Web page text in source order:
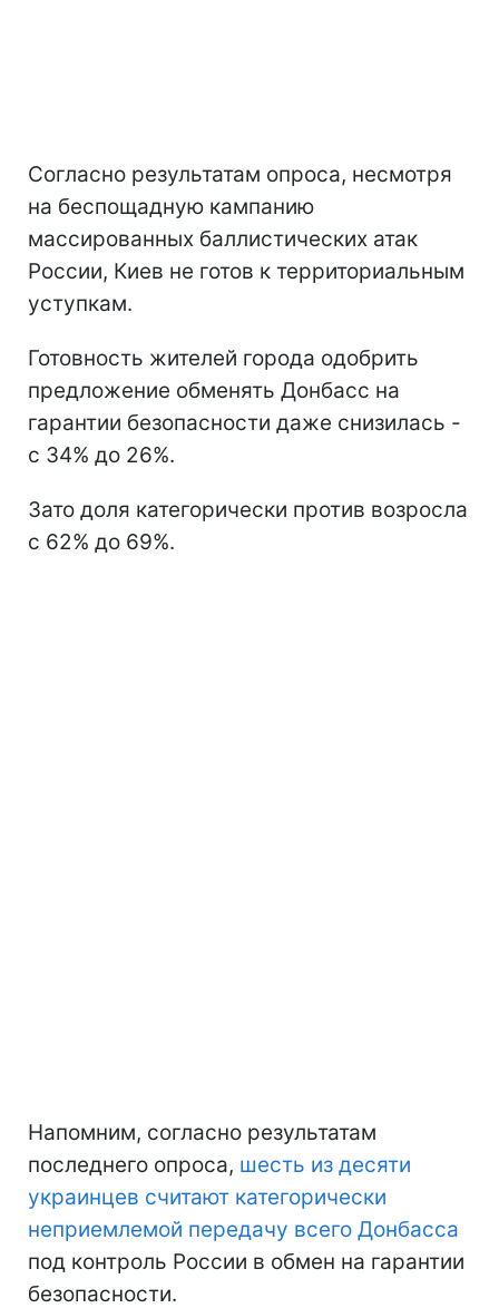
Согласно результатам опроса, несмотря
на беспощадную кампанию
массированных баллистических атак
России, Киев не готов к территориальным
уступкам.
Готовность жителей города одобрить
предложение обменять Донбасс на
гарантии безопасности даже снизилась -
с 34% до 26%.
Зато доля категорически против возросла
с 62% до 69%.
Напомним, согласно результатам
последнего опроса, шесть из десяти
украинцев считают категорически
неприемлемой передачу всего Донбасса
под контроль России в обмен на гарантии
безопасности.